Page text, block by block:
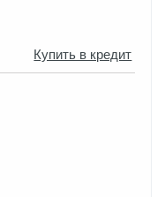
Купить в кредит